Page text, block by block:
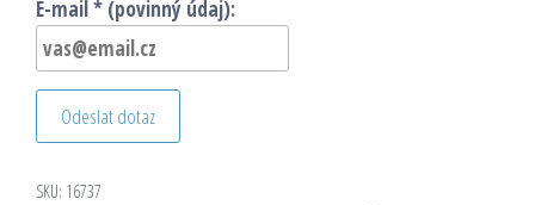
E-mail * (povinný údaj):
Odeslat dotaz
SKU: 16737